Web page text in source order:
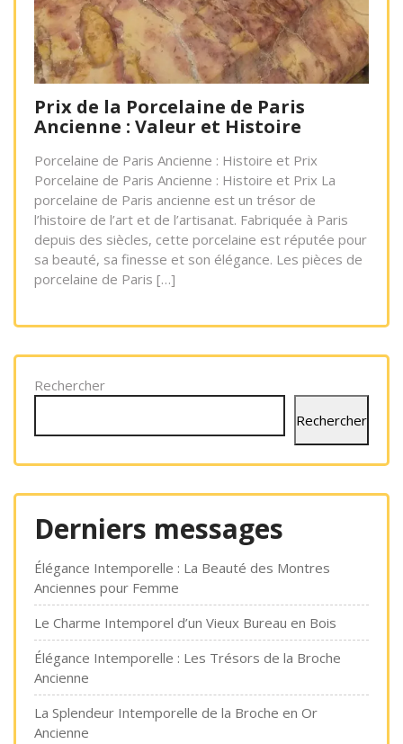
Prix de la Porcelaine de Paris
Ancienne : Valeur et Histoire
Porcelaine de Paris Ancienne : Histoire et Prix
Porcelaine de Paris Ancienne : Histoire et Prix La
porcelaine de Paris ancienne est un trésor de
l’histoire de l’art et de l’artisanat. Fabriquée à Paris
depuis des siècles, cette porcelaine est réputée pour
sa beauté, sa finesse et son élégance. Les pièces de
porcelaine de Paris […]
Rechercher
Rechercher
Derniers messages
Élégance Intemporelle : La Beauté des Montres
Anciennes pour Femme
Le Charme Intemporel d’un Vieux Bureau en Bois
Élégance Intemporelle : Les Trésors de la Broche
Ancienne
La Splendeur Intemporelle de la Broche en Or
Ancienne